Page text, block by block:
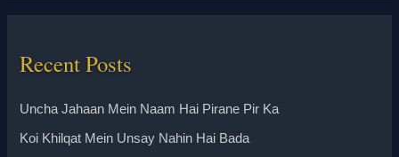
Recent Posts
Uncha Jahaan Mein Naam Hai Pirane Pir Ka
Koi Khilqat Mein Unsay Nahin Hai Bada